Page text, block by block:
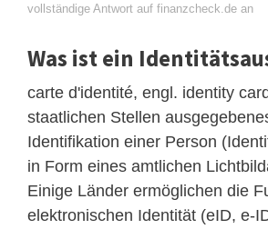
vollständige Antwort auf finanzcheck.de an
Was ist ein
carte d'identité, engl. identity
staatlichen Stellen
Identifikation einer Person
in Form eines amtlichen
Einige Länder ermöglichen die
elektronischen Identität (eID, e-